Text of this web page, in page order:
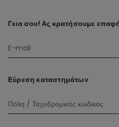
Γεια σου! Ας κρατήσουμε
Εύρεση καταστημάτων